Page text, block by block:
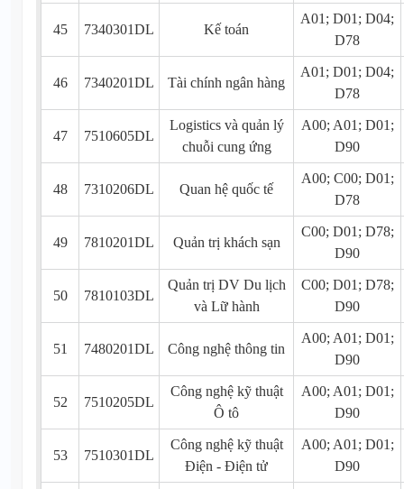
45 7340301DL Kế toán
A01; D01; D04;
D78
46 7340201DL Tài chính ngân hàng
A01; D01; D04;
D78
47 7510605DL
Logistics và quản lý
chuỗi cung ứng
A00; A01; D01;
D90
48 7310206DL Quan hệ quốc tế
A00; C00; D01;
D78
49 7810201DL Quản trị khách sạn
C00; D01; D78;
D90
50 7810103DL
Quản trị DV Du lịch
và Lữ hành
C00; D01; D78;
D90
51 7480201DL Công nghệ thông tin
A00; A01; D01;
D90
52 7510205DL
Công nghệ kỹ thuật
Ô tô
A00; A01; D01;
D90
53 7510301DL
Công nghệ kỹ thuật
Điện - Điện tử
A00; A01; D01;
D90